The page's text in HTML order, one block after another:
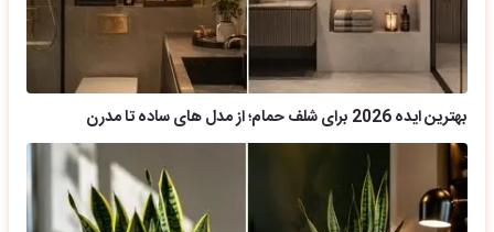
بهترین ایده 2026 برای شلف حمام؛ از مدل های ساده تا مدرن